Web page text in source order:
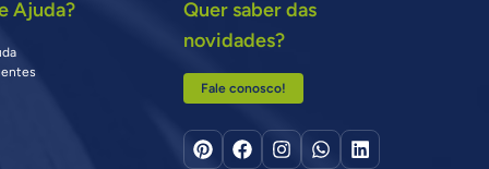
Ajuda?
Quer saber das
novidades?
Fale conosco!